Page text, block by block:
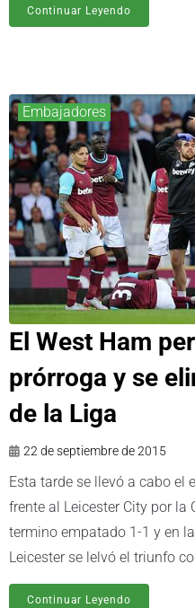
Continuar Leyendo
Embajadores
El West Ham
prórroga y se
de la Liga
22 de septiembre de 2015
Esta tarde se llevó a cabo el
frente al Leicester City por la
termino empatado 1-1 y en
Leicester se lelvó el triunfo
Continuar Leyendo